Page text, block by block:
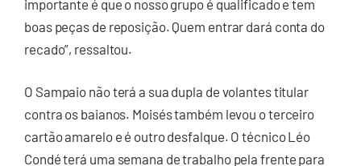
importante é que o nosso grupo é qualificado e tem
boas peças de reposição. Quem entrar dará conta do
recado”, ressaltou.
O Sampaio não terá a sua dupla de volantes titular
contra os baianos. Moisés também levou o terceiro
cartão amarelo e é outro desfalque. O técnico Léo
Condé terá uma semana de trabalho pela frente para